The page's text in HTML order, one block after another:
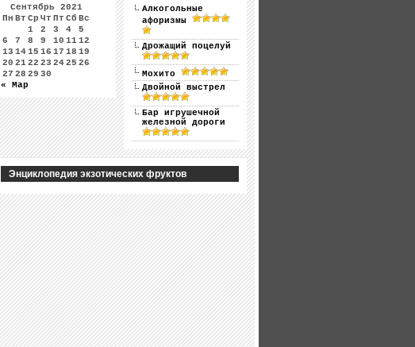
Сентябрь 2021
Пн Вт Ср Чт Пт Сб Вс
1
2 3 4
5
6
7 8 9 10 1112
13 1415 16 17 18 19
20 2122 23 2425 26
27 28 29 30
« Мар
Алкогольные
афоризмы
Дрожащий поцелуй
Мохито
Двойной выстрел
Бар игрушечной
железной дороги
Энциклопедия экзотических фруктов